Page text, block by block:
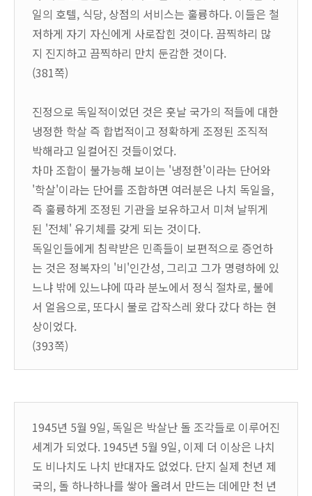
일의 호텔, 식당, 상점의 서비스는 훌륭하다. 이들은 철
저하게 자기 자신에게 사로잡힌 것이다. 끔찍하리 많
지 진지하고 끔찍하리 만치 둔감한 것이다.
(381쪽)
진정으로 독일적이었던 것은 훗날 국가의 적들에 대한
냉정한 학살 즉 합법적이고 정확하게 조정된 조직적
박해라고 일컬어진 것들이었다.
차마 조합이 불가능해 보이는 '냉정한'이라는 단어와
'학살'이라는 단어를 조합하면 여러분은 나치 독일을,
즉 훌륭하게 조정된 기관을 보유하고서 미쳐 날뛰게
된 '전체' 유기체를 갖게 되는 것이다.
독일인들에게 침략받은 민족들이 보편적으로 증언하
는 것은 정복자의 '비'인간성, 그리고 그가 명령하에 있
느냐 밖에 있느냐에 따라 분노에서 정식 절차로, 불에
서 얼음으로, 또다시 불로 갑작스레 왔다 갔다 하는 현
상이었다.
(393쪽)
1945년 5월 9일, 독일은 박살난 돌 조각들로 이루어진
세계가 되었다. 1945년 5월 9일, 이제 더 이상은 나치
도 비나치도 나치 반대자도 없었다. 단지 실제 천년 제
국의, 돌 하나하나를 쌓아 올려서 만드는 데에만 천 년